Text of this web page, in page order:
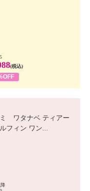
(税込)
ワタナベ ティアー
ルフィン ワン...